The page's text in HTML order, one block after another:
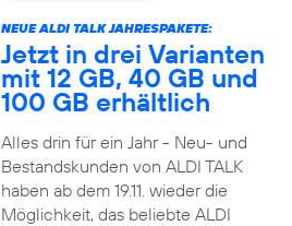
NEUE ALDI TALK JAHRESPAKETE:
Jetzt in drei Varianten
mit 12 GB, 40 GB und
100 GB erhältlich
Alles drin für ein Jahr - Neu- und
Bestandskunden von ALDI TALK
haben ab dem 19.11. wieder die
Möglichkeit, das beliebte ALDI